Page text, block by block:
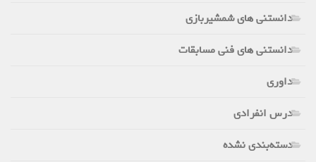
دانستنی های شمشیربازی
دانستنی های فنی مسابقات
داوری
درس انفرادی
دسته‌بندی نشده